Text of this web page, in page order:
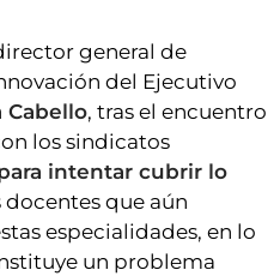
general de
del Ejecutivo
Cabello, tras el encuentro
los sindicatos
intentar cubrir lo
docentes que aún
especialidades, en lo
un problema